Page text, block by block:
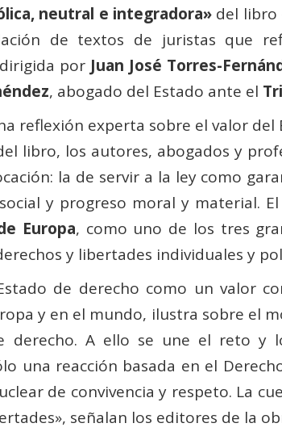
neutral e integradora»del libro
de textos de juristas que
por Juan José Torres-
, abogado del Estado ante el
reflexión experta sobre el valor
libro, los autores, abogados y
la de servir a la ley como
y progreso moral y material.
Europa, como uno de los tres
y libertades individuales y
de derecho como un valor
y en el mundo, ilustra sobre el
derecho. A ello se une el reto y
una reacción basada en el
de convivencia y respeto. La
señalan los editores de la